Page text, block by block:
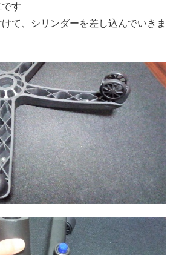
す
て、シリンダーを差し込んでいきま